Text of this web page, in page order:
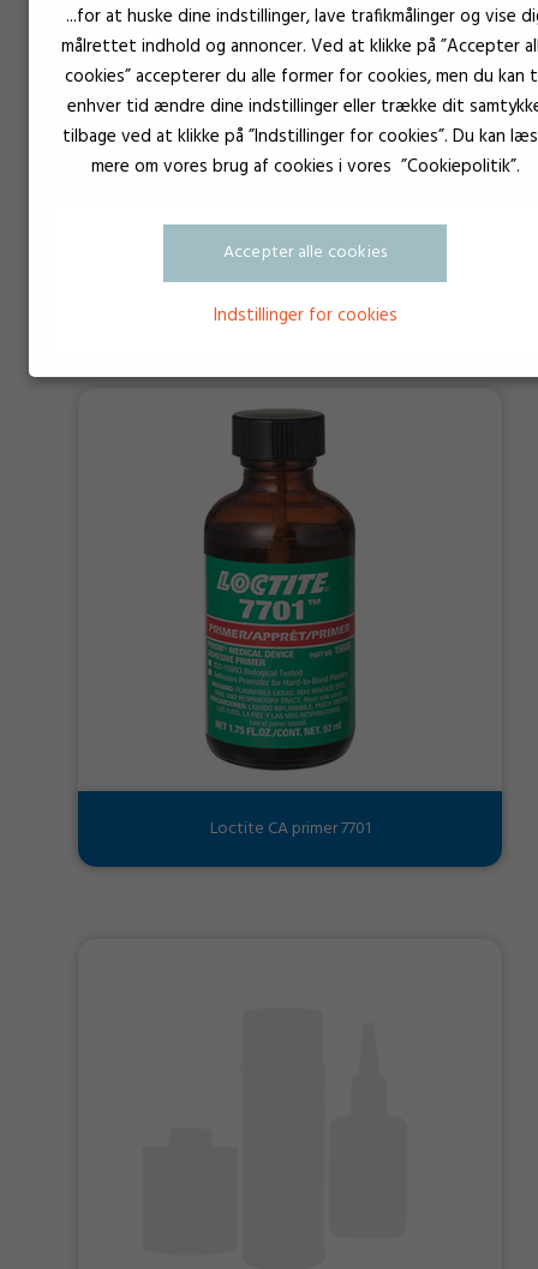
Permalock CA Primer PL 1
Loctite CA primer 7701
...for at huske dine indstillinger, lave trafikmålinger og vise
målrettet indhold og annoncer. Ved at klikke på ”Accepter
cookies” accepterer du alle former for cookies, men du kan
enhver tid ændre dine indstillinger eller trække dit
tilbage ved at klikke på ”Indstillinger for cookies”. Du kan
mere om vores brug af cookies i vores ”Cookiepolitik”.
Accepter alle cookies
Indstillinger for cookies